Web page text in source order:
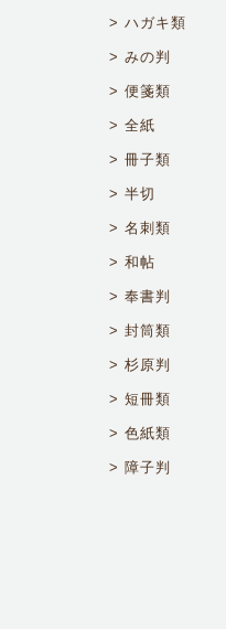
ハガキ類
みの判
便箋類
全紙
冊子類
半切
名刺類
和帖
奉書判
封筒類
杉原判
短冊類
色紙類
障子判